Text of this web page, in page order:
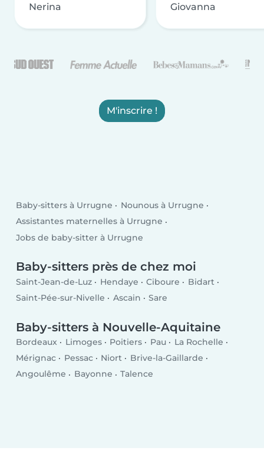
Nerina Giovanna
M'inscrire !
Baby-sitters à Urrugne
Nounous à Urrugne
Assistantes maternelles à Urrugne
Jobs de baby-sitter à Urrugne
Baby-sitters près de chez moi
Saint-Jean-de-Luz Hendaye Ciboure
Bidart
Saint-Pée-sur-Nivelle
Ascain Sare
Baby-sitters à Nouvelle-Aquitaine
Bordeaux Limoges Poitiers Pau
La Rochelle
Mérignac
Pessac Niort
Brive-la-Gaillarde
Angoulême
Bayonne Talence